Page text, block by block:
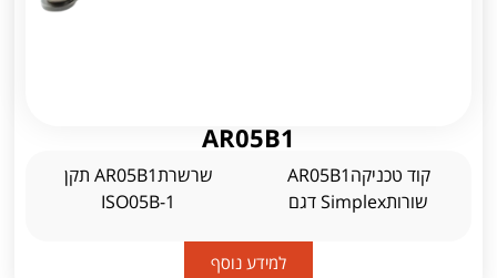
AR05B1
קוד טכניקהAR05B1
שורותSimplex דגם
שרשרתAR05B1 תקן
ISO05B-1
למידע נוסף